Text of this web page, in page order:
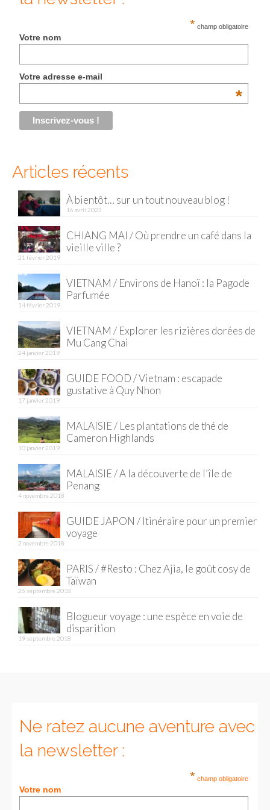
Cameron Highlands
Vietnam
Hanoi
Hué
Mu Cang Chai
Quy Nhon
France
Paris
Saint-Malo
Vendée
Allemagne
Berlin
Munich
Danemark
Copenhague
Portugal
– Munich
* champ obligatoire
Votre nom
Votre adresse e-mail
*
Articles récents
À bientôt… sur un tout nouveau blog !
16 avril 2023
CHIANG MAI / Où prendre un café dans la
vieille ville ?
21 février 2019
VIETNAM / Environs de Hanoï : la Pagode
Parfumée
14 février 2019
VIETNAM / Explorer les rizières dorées de
Mu Cang Chai
24 janvier 2019
GUIDE FOOD / Vietnam : escapade
gustative à Quy Nhon
17 janvier 2019
MALAISIE / Les plantations de thé de
Cameron Highlands
10 janvier 2019
MALAISIE / A la découverte de l’île de
Penang
4 novembre 2018
GUIDE JAPON / Itinéraire pour un premier
voyage
2 novembre 2018
PARIS / #Resto : Chez Ajia, le goût cosy de
Taïwan
26 septembre 2018
Blogueur voyage : une espèce en voie de
disparition
19 septembre 2018
Ne ratez aucune aventure avec
la newsletter :
* champ obligatoire
Votre nom